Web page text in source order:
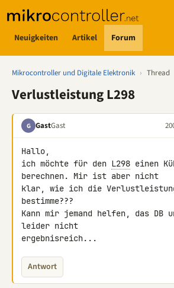
Neuigkeiten Artikel Forum
Mikrocontroller und Digitale Elektronik › Thread
Verlustleistung L298
G GastGast
Hallo,
ich möchte für den L298 einen
berechnen. Mir ist aber nicht
klar, wie ich die
bestimme???
Kann mir jemand helfen, das DB
leider nicht
ergebnisreich...
Antwort